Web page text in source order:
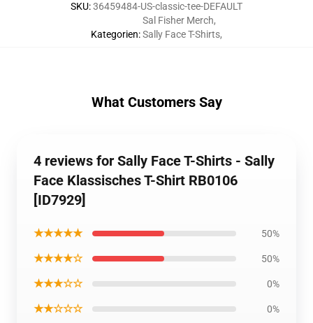
SKU:36459484-US-classic-tee-DEFAULT
Kategorien:
Sal Fisher Merch,
Sally Face T-Shirts,
What Customers Say
4 reviews for Sally Face T-Shirts - Sally
Face Klassisches T-Shirt RB0106
[ID7929]
★★★★★ 50%
★★★★☆ 50%
★★★☆☆ 0%
★★☆☆☆ 0%